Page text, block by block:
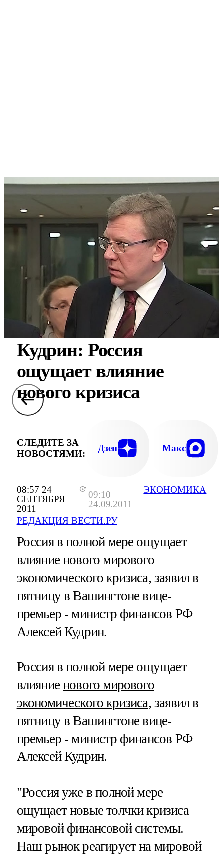
08:57 24
СЕНТЯБРЯ
2011
09:10
24.09.2011
РЕДАКЦИЯ ВЕСТИ.РУ
ЭКОНОМИКА
Кудрин: Россия
ощущает влияние
нового кризиса
СЛЕДИТЕ ЗА
НОВОСТЯМИ:
Дзен Макс
Россия в полной мере ощущает
влияние нового мирового
экономического кризиса, заявил в
пятницу в Вашингтоне вице-
премьер - министр финансов РФ
Алексей Кудрин.
Россия в полной мере ощущает
влияниенового мирового
экономического кризиса, заявил в
пятницу в Вашингтоне вице-
премьер - министр финансов РФ
Алексей Кудрин.
"Россия уже в полной мере
ощущает новые толчки кризиса
мировой финансовой системы.
Наш рынок реагирует на мировой